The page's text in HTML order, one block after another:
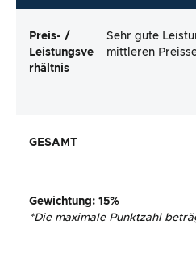
Preis- /
Leistungsve
rhältnis
Sehr gute
mittleren
GESAMT
Gewichtung: 15%
*Die maximale Punktzahl